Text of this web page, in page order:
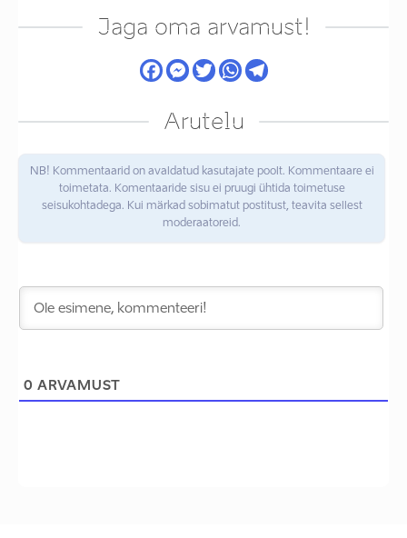
Jaga oma arvamust!
Arutelu
NB! Kommentaarid on avaldatud kasutajate poolt. Kommentaare ei
toimetata. Komentaaride sisu ei pruugi ühtida toimetuse
seisukohtadega. Kui märkad sobimatut postitust, teavita sellest
moderaatoreid.
0 ARVAMUST